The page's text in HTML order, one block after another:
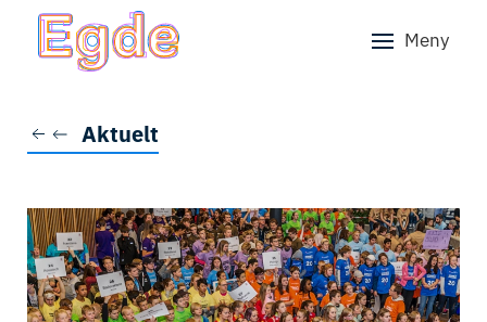
Skip to main content Meny
Aktuelt